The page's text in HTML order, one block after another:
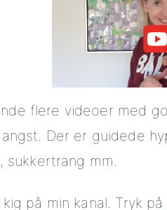
flere videoer med
Der er guidede
mm.
på min kanal. Tryk på